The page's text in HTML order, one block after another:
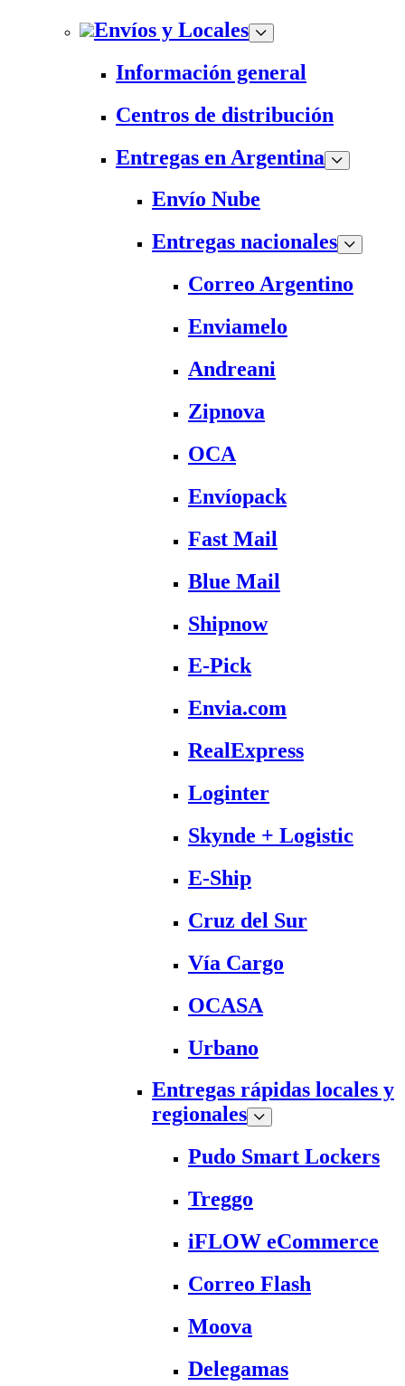
Envíos y Locales
Información general
Centros de distribución
Entregas en Argentina
Envío Nube
Entregas nacionales
Correo Argentino
Enviamelo
Andreani
Zipnova
OCA
Envíopack
Fast Mail
Blue Mail
Shipnow
E-Pick
Envia.com
RealExpress
Loginter
Skynde + Logistic
E-Ship
Cruz del Sur
Vía Cargo
OCASA
Urbano
Entregas rápidas locales y
regionales
Pudo Smart Lockers
Treggo
iFLOW eCommerce
Correo Flash
Moova
Delegamas